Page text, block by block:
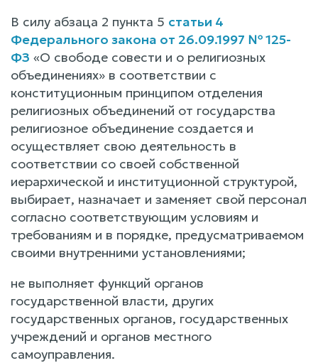
В силу абзаца 2 пункта 5 статьи 4
Федерального закона от 26.09.1997 № 125-
ФЗ «О свободе совести и о религиозных
объединениях» в соответствии с
конституционным принципом отделения
религиозных объединений от государства
религиозное объединение создается и
осуществляет свою деятельность в
соответствии со своей собственной
иерархической и институционной структурой,
выбирает, назначает и заменяет свой персонал
согласно соответствующим условиям и
требованиям и в порядке, предусматриваемом
своими внутренними установлениями;
не выполняет функций органов
государственной власти, других
государственных органов, государственных
учреждений и органов местного
самоуправления.